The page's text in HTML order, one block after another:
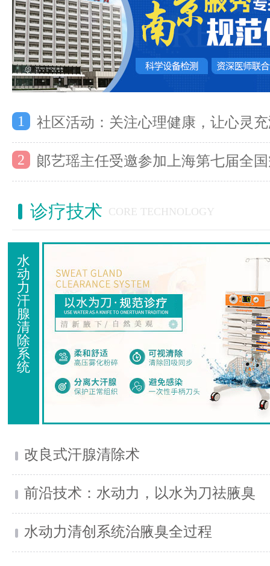
1 社区活动：关注心理健康，让心灵
2 郞艺瑶主任受邀参加上海第七届全
诊疗技术 CORE TECHNOLOGY
水
动
力
汗
腺
清
除
系
统
改良式汗腺清除术
前沿技术：水动力，以水为刀祛腋臭
水动力清创系统治腋臭全过程